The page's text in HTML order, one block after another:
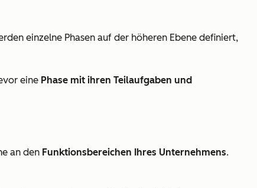
einzelne Phasen auf der höheren Ebene definiert,
eine Phase mit ihren Teilaufgaben und
an den Funktionsbereichen Ihres Unternehmens.